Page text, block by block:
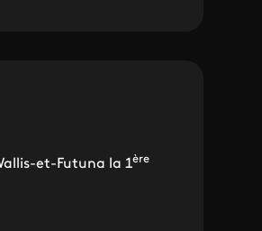
et-Futuna la 1ère